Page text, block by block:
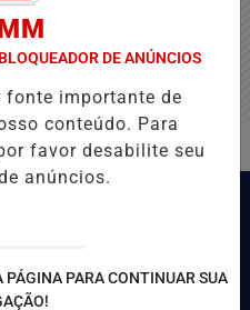
DE ANÚNCIOS
fonte importante de
conteúdo. Para
favor desabilite seu
anúncios.
PARA CONTINUAR SUA